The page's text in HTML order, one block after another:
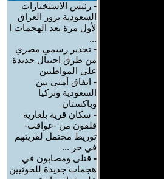
- رئيس الاستخبارات
السعودية يزور العراق
لأول مرة بعد الهجمات ا
...
- تحذير رسمي مصري
من طرق احتيال جديدة
على المواطنين
- اتفاق أمني بين
السعودية وتركيا
وباكستان
- سكان قرية بلغارية
قلقون من -عواقب-
توريط محتمل لقريتهم
في حر ...
- قتلى ومصابون في
هجمات جديدة للحوثيين